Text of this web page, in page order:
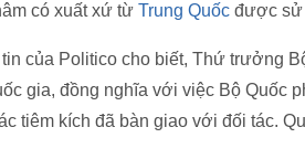
có xuất xứ từ Trung Quốc được sử
tin của Politico cho biết, Thứ trưởng
gia, đồng nghĩa với việc Bộ Quốc
tiêm kích đã bàn giao với đối tác.